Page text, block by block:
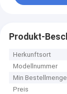
Produkt-
Herkunftsort
Modellnummer
Min Bestellmenge
Preis